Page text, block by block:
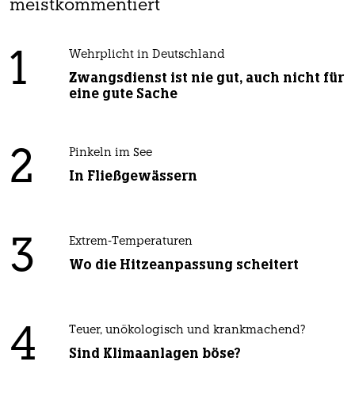
meistkommentiert
1 Wehrplicht in Deutschland
Zwangsdienst ist nie gut, auch nicht für
eine gute Sache
2 Pinkeln im See
In Fließgewässern
3 Extrem-Temperaturen
Wo die Hitzeanpassung scheitert
4 Teuer, unökologisch und krankmachend?
Sind Klimaanlagen böse?